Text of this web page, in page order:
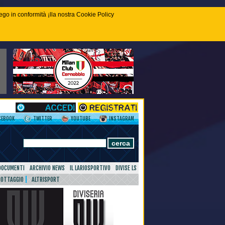
in conformità ¡lla nostra Cookie Policy
TWITTER YOUTUBE INSTAGRAM
ARCHIVIO NEWS IL LARIOSPORTIVO
DIVISE LS
ALTRISPORT